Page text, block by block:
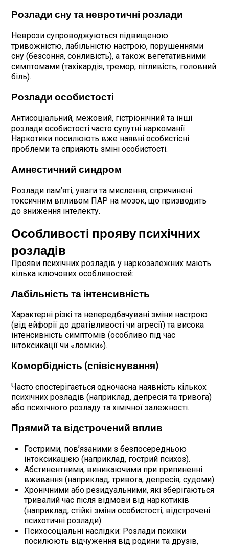
Розлади сну та невротичні розлади
Неврози супроводжуються підвищеною
тривожністю, лабільністю настрою, порушеннями
сну (безсоння, сонливість), а також вегетативними
симптомами (тахікардія, тремор, пітливість, головний
біль).
Розлади особистості
Антисоціальний, межовий, гістріонічний та інші
розлади особистості часто супутні наркоманії.
Наркотики посилюють вже наявні особистісні
проблеми та сприяють зміні особистості.
Амнестичний синдром
Розлади пам’яті, уваги та мислення, спричинені
токсичним впливом ПАР на мозок, що призводить
до зниження інтелекту.
Особливості прояву психічних
розладів
Прояви психічних розладів у наркозалежних мають
кілька ключових особливостей:
Лабільність та інтенсивність
Характерні різкі та непередбачувані зміни настрою
(від ейфорії до дратівливості чи агресії) та висока
інтенсивність симптомів (особливо під час
інтоксикації чи «ломки»).
Коморбідність (співіснування)
Часто спостерігається одночасна наявність кількох
психічних розладів (наприклад, депресія та тривога)
або психічного розладу та хімічної залежності.
Прямий та відстрочений вплив
Гострими, пов’язаними з безпосередньою
інтоксикацією (наприклад, гострий психоз).
Абстинентними, виникаючими при припиненні
вживання (наприклад, тривога, депресія, судоми).
Хронічними або резидуальними, які зберігаються
тривалий час після відмови від наркотиків
(наприклад, стійкі зміни особистості, відстрочені
психотичні розлади).
Психосоціальні наслідки: Розлади психіки
посилюють відчуження від родини та друзів,